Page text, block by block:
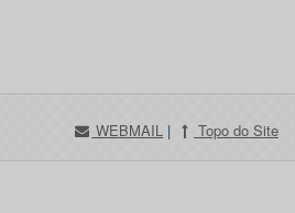
WEBMAIL | Topo do Site